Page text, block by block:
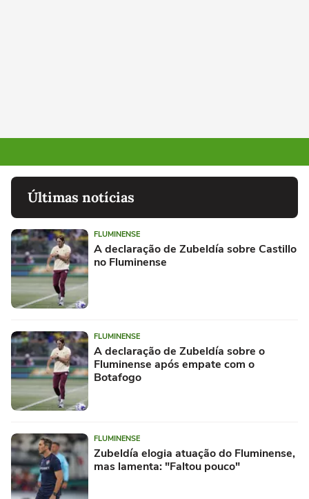
Últimas notícias
FLUMINENSE
A declaração de Zubeldía sobre Castillo
no Fluminense
FLUMINENSE
A declaração de Zubeldía sobre o
Fluminense após empate com o
Botafogo
FLUMINENSE
Zubeldía elogia atuação do Fluminense,
mas lamenta: "Faltou pouco"